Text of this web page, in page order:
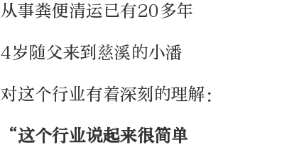
从事粪便清运已有20多年
4岁随父来到慈溪的小潘
对这个行业有着深刻的理解：
“这个行业说起来很简单